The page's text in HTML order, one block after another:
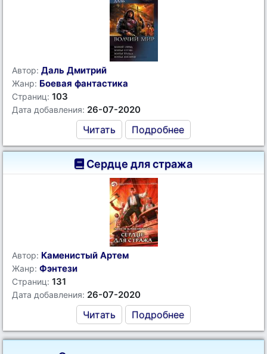
Автор: Даль Дмитрий
Жанр: Боевая фантастика
Страниц: 103
Дата добавления: 26-07-2020
Читать Подробнее
Сердце для стража
Автор: Каменистый Артем
Жанр: Фэнтези
Страниц: 131
Дата добавления: 26-07-2020
Читать Подробнее